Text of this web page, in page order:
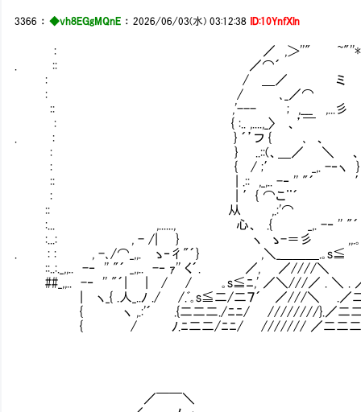
3366 ：◆vh8EGgMQnE ：2026/06/03(水) 03:12:38 ID:10YnfXln
: ／ ,＞''" ~"''*､ ﾒ
. :: ／⌒´ }ミ
: / ＿／ ミ ヾ
: / ､_／⌒
:: ,'--- ; ,___ ,...彡 .∨⌒ヽ 最初は
: { :.. ,....,_〉 、’￣
. : } ´’フ { ､ 、 ∨ 増加試作の
: } ..::(、＿／ ＼
: { / ;′ _,. -‐ヽ } ,′| ≧s｡ で、
:: | .:: ,_,.. -‐ '' "´ ′ ｲ /
: | ′{ ⌒こ¨´ ／ ／,仁. |二二二
:: 从 ,.:'⌒ ,,.｡*'".／ /二ﾆ
:... ,......, 心、 .{ _,. -‐ '' "´ .／ /二
:...: , - /| } ヽ ゝ-＝彡 ,,.｡*'" .／
. : : , -､/⌒_,,. ゝ‐彳"´} ,＼_＿＿＿.｡s≦ ／二二
::..:._,,.. -‐ '' "´ _,,.. -‐ ｧ'' く´. ／, ／////＼ .／
##_,,.. -‐ '' "´| | / / ｡s≦ﾆ,' ／＼///／ . ＼ . ／二二二
| ヽ_{ .人_..ﾉ ./ /.ﾞ｡s≦二/二７´ ／///＼ .／二二
{ ヽ ,.:'´ .{二二二./ﾆﾆ/ ////////}.／二二二＼二
{ / ﾉ.ﾆ二二/ﾆﾆ/ /////// ／二二二二二二
／￣￣＼